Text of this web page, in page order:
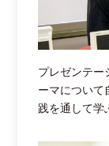
プレゼンテー
ーマについて
践を通して学